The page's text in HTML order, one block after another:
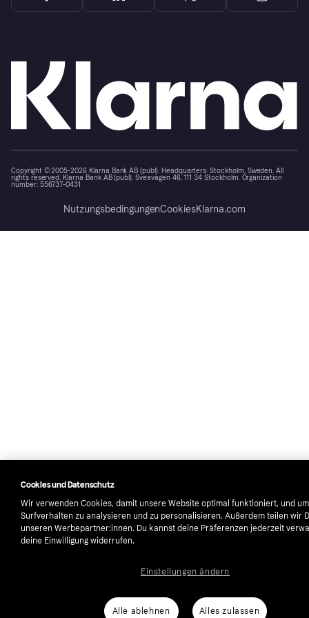
Copyright © 2005-2026 Klarna Bank AB (publ). Headquarters: Stockholm, Sweden. All
rights reserved. Klarna Bank AB (publ). Sveavägen 46, 111 34 Stockholm. Organization
number: 556737-0431
NutzungsbedingungenCookiesKlarna.com
Cookies und Datenschutz
Wir verwenden Cookies, damit unsere Website optimal funktioniert, und
Surfverhalten zu analysieren und zu personalisieren. Außerdem teilen wir
unseren Werbepartner:innen. Du kannst deine Präferenzen jederzeit
deine Einwilligung widerrufen.
Alle ablehnen Alles zulassen
Einstellungen ändern